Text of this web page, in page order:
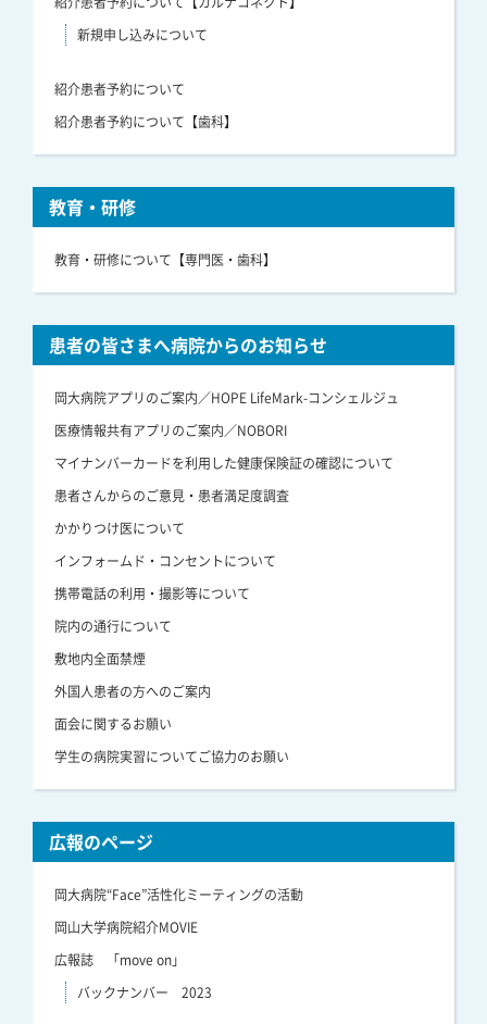
新規申し込みについて
紹介患者予約について
紹介患者予約について【歯科】
教育・研修
教育・研修について【専門医・歯科】
患者の皆さまへ病院からのお知らせ
岡大病院アプリのご案内／HOPE LifeMark-コンシェルジュ
医療情報共有アプリのご案内／NOBORI
マイナンバーカードを利用した健康保険証の確認について
患者さんからのご意見・患者満足度調査
かかりつけ医について
インフォームド・コンセントについて
携帯電話の利用・撮影等について
院内の通行について
敷地内全面禁煙
外国人患者の方へのご案内
面会に関するお願い
学生の病院実習についてご協力のお願い
広報のページ
岡大病院“Face”活性化ミーティングの活動
岡山大学病院紹介MOVIE
広報誌 「move on」
バックナンバー 2023